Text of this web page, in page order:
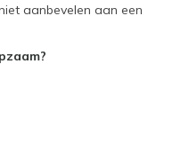
aanbevelen aan een